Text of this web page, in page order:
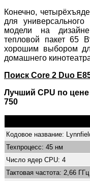
Конечно,
для
модели на
тепловой пакет 65
хорошим выбором
домашнего
Поиск Core 2 Duo
Лучший CPU по цене
750
Кодовое название:
Техпроцесс: 45 нм
Число ядер CPU: 4
Тактовая частота: 2,66 ГГц